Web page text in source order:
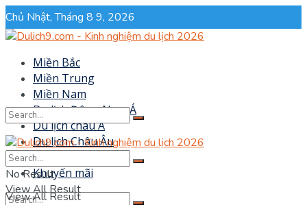
Chủ Nhật, Tháng 8 9, 2026
Miền Bắc
Miền Trung
Miền Nam
Du lịch Đông Nam Á
Du lịch châu Á
Du lịch Châu Âu
Sự kiện
Khuyến mãi
No Result
View All Result
No Result
View All Result